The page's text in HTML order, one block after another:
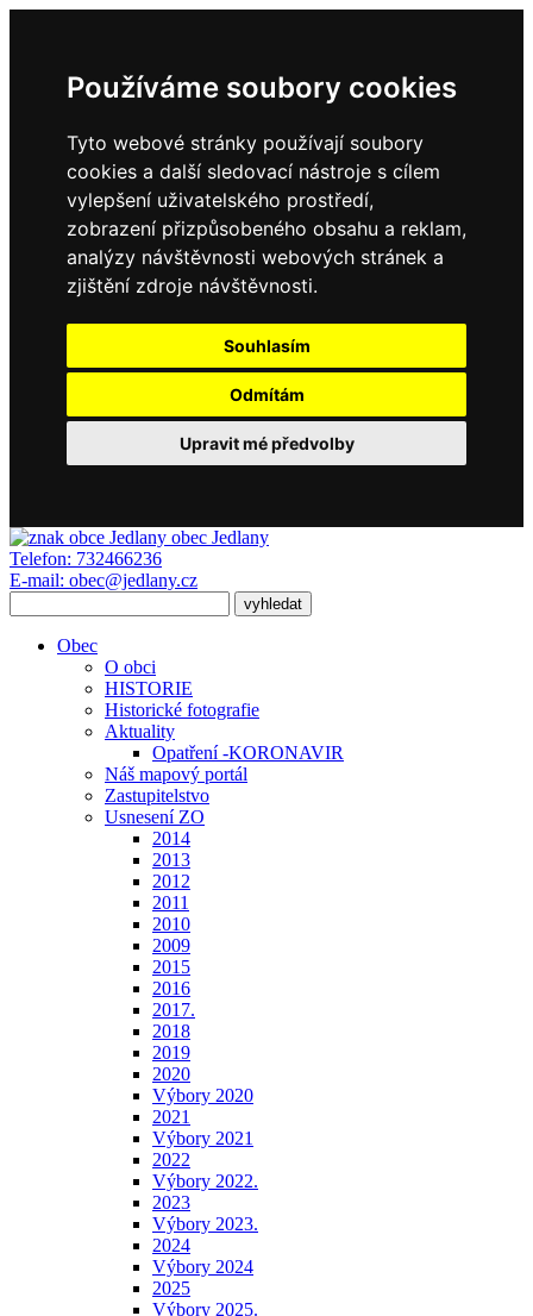
Používáme soubory cookies
Tyto webové stránky používají soubory
cookies a další sledovací nástroje s cílem
vylepšení uživatelského prostředí,
zobrazení přizpůsobeného obsahu a reklam,
analýzy návštěvnosti webových stránek a
zjištění zdroje návštěvnosti.
Souhlasím
Odmítám
Upravit mé předvolby
obec Jedlany
Telefon: 732466236
E-mail: obec@jedlany.cz
Obec
O obci
HISTORIE
Historické fotografie
Aktuality
Opatření -KORONAVIR
Náš mapový portál
Zastupitelstvo
Usnesení ZO
2014
2013
2012
2011
2010
2009
2015
2016
2017.
2018
2019
2020
Výbory 2020
2021
Výbory 2021
2022
Výbory 2022.
2023
Výbory 2023.
2024
Výbory 2024
2025
Výbory 2025.